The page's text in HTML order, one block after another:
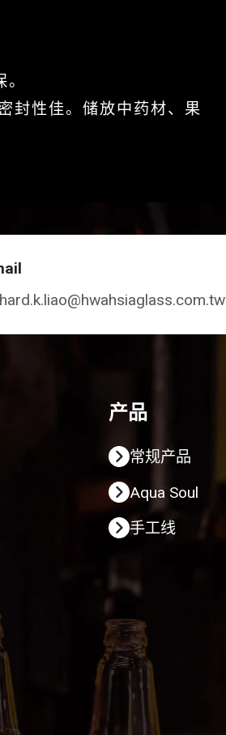
封性佳。储放中药材、果
产品
常规产品
Aqua Soul
手工线